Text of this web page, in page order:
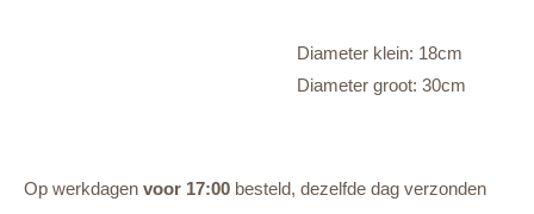
Diameter klein: 18cm
Diameter groot: 30cm
Op werkdagen voor 17:00 besteld, dezelfde dag verzonden